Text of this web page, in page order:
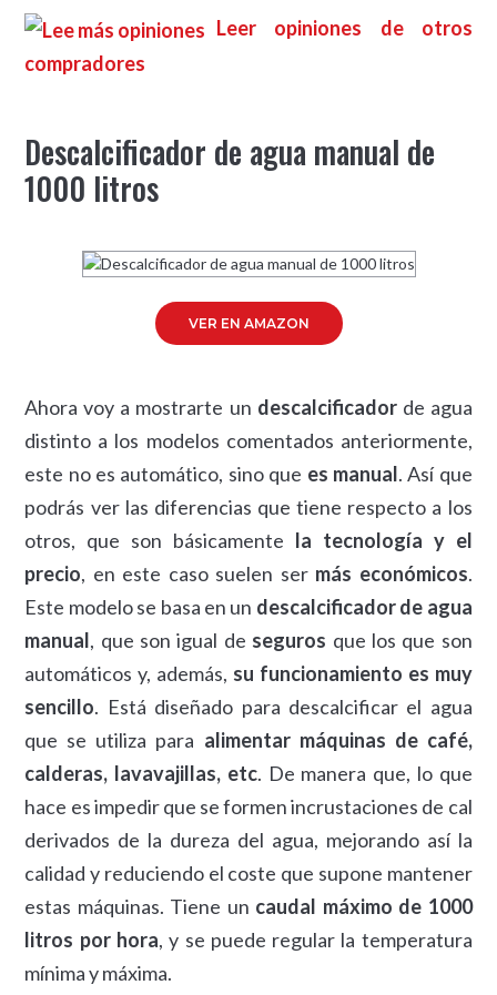
Leer opiniones de otros
compradores
Descalcificador de agua manual de
1000 litros
VER EN AMAZON
Ahora voy a mostrarte un descalcificadorde agua
distinto a los modelos comentados anteriormente,
este no es automático, sino que es manual. Así que
podrás ver las diferencias que tiene respecto a los
otros, que son básicamente la tecnología y el
precio, en este caso suelen ser más económicos.
Este modelo se basa en un descalcificador de agua
manual, que son igual de seguros que los que son
automáticos y, además, su funcionamiento es muy
sencillo. Está diseñado para descalcificar el agua
que se utiliza para alimentar máquinas de café,
calderas, lavavajillas, etc. De manera que, lo que
hace es impedir que se formen incrustaciones de cal
derivados de la dureza del agua, mejorando así la
calidad y reduciendo el coste que supone mantener
estas máquinas. Tiene un caudal máximo de 1000
litros por hora, y se puede regular la temperatura
mínima y máxima.